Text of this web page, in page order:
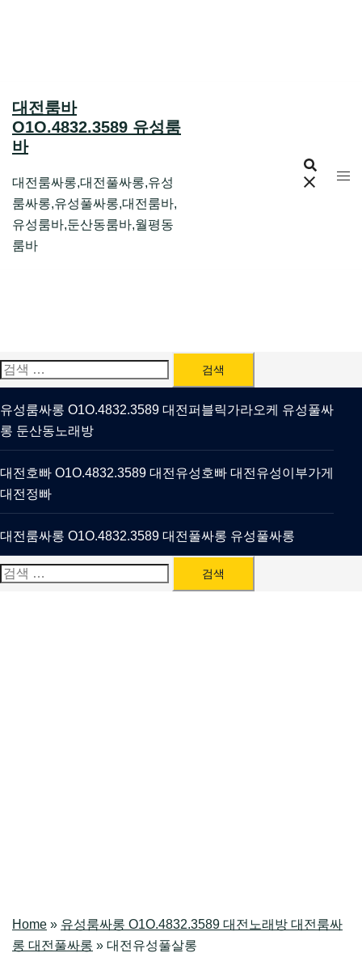
대전룸바
O1O.4832.3589 유성룸
바
대전룸싸롱,대전풀싸롱,유성
룸싸롱,유성풀싸롱,대전룸바,
유성룸바,둔산동룸바,월평동
룸바
검
색:
유성룸싸롱 O1O.4832.3589 대전퍼블릭가라오케 유성풀싸
롱 둔산동노래방
대전호빠 O1O.4832.3589 대전유성호빠 대전유성이부가게
대전정빠
대전룸싸롱 O1O.4832.3589 대전풀싸롱 유성풀싸롱
검
Home » 유성룸싸롱 O1O.4832.3589 대전노래방 대전룸싸
롱 대전풀싸롱 » 대전유성풀살롱